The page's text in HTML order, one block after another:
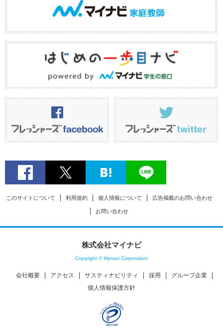
このサイトについて 利用規約 個人情報について 広告掲載のお問い合わせ
お問い合わせ
株式会社マイナビ
Copyright © Mynavi Corporation
会社概要 アクセス サスティナビリティ 採用
グループ企業
個人情報保護方針